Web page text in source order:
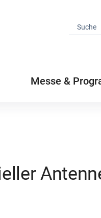
Messe &